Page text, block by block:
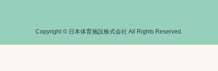
Copyright © 日本体育施設株式会社 All Rights Reserved.